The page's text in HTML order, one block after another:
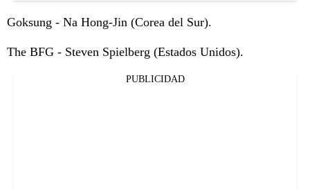
Goksung - Na Hong-Jin (Corea del Sur).
The BFG - Steven Spielberg (Estados Unidos).
PUBLICIDAD